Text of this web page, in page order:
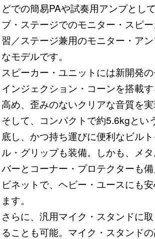
どでの簡易PAや試奏用アンプとし
ブ・ステージでのモニター・スピ
習／ステージ兼用のモニター・ア
なモデルです。
スピーカー・ユニットには新開発
インジェクション・コーンを搭載
高め、歪みのないクリアな音質を実
そして、コンパクトで約5.6kgとい
底し、かつ持ち運びに便利なビル
ル・グリップも装備。しかも、メ
バーとコーナー・プロテクターも
ビネットで、ヘビー・ユースにも
ます。
さらに、汎用マイク・スタンドに
ることも可能。マイク・スタンド